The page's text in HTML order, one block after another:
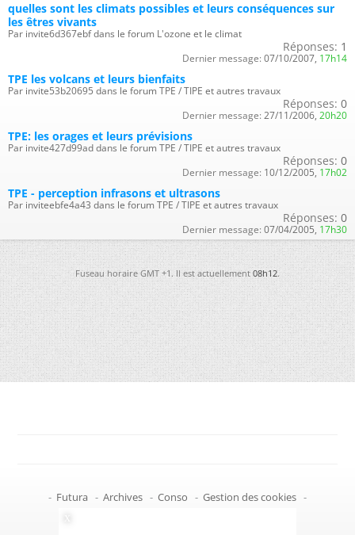
quelles sont les climats possibles et leurs conséquences sur
les êtres vivants
Par invite6d367ebf dans le forum L'ozone et le climat
Réponses: 1
Dernier message: 07/10/2007, 17h14
TPE les volcans et leurs bienfaits
Par invite53b20695 dans le forum TPE / TIPE et autres travaux
Réponses: 0
Dernier message: 27/11/2006, 20h20
TPE: les orages et leurs prévisions
Par invite427d99ad dans le forum TPE / TIPE et autres travaux
Réponses: 0
Dernier message: 10/12/2005, 17h02
TPE - perception infrasons et ultrasons
Par inviteebfe4a43 dans le forum TPE / TIPE et autres travaux
Réponses: 0
Dernier message: 07/04/2005, 17h30
Fuseau horaire GMT +1. Il est actuellement08h12.
- Futura - Archives - Conso - Gestion des cookies -